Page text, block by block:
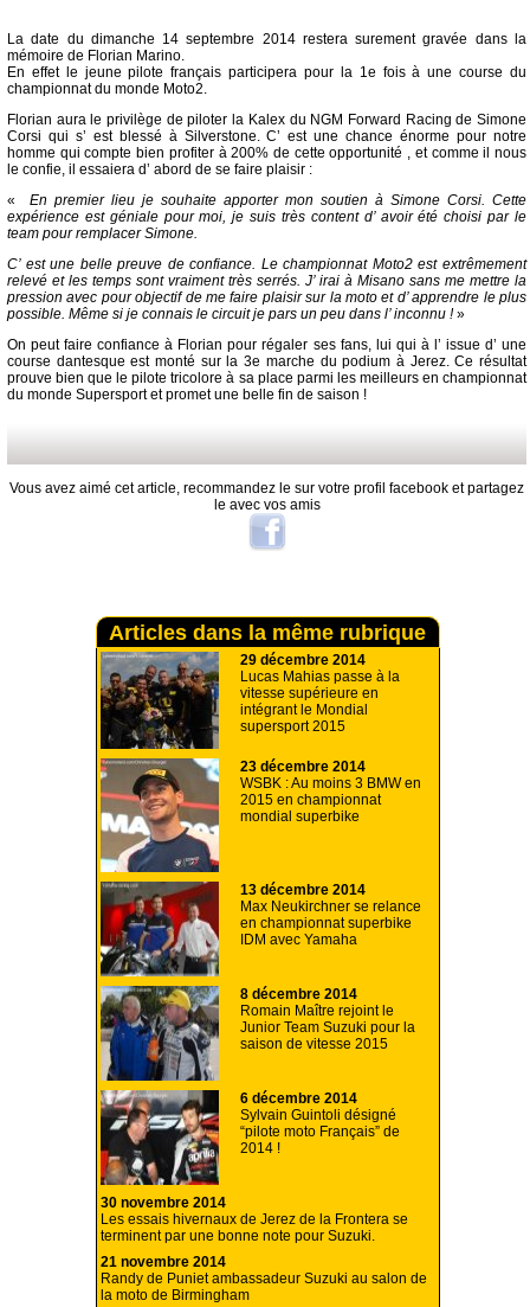
La date du dimanche 14 septembre 2014 restera surement gravée dans la
mémoire de Florian Marino.
En effet le jeune pilote français participera pour la 1e fois à une course du
championnat du monde Moto2.
Florian aura le privilège de piloter la Kalex du NGM Forward Racing de Simone
Corsi qui s’ est blessé à Silverstone. C’ est une chance énorme pour notre
homme qui compte bien profiter à 200% de cette opportunité , et comme il nous
le confie, il essaiera d’ abord de se faire plaisir :
«
En premier lieu je souhaite apporter mon soutien à Simone Corsi. Cette
expérience est géniale pour moi, je suis très content d’ avoir été choisi par le
team pour remplacer Simone.
C’ est une belle preuve de confiance. Le championnat Moto2 est extrêmement
relevé et les temps sont vraiment très serrés. J’ irai à Misano sans me mettre la
pression avec pour objectif de me faire plaisir sur la moto et d’ apprendre le plus
possible. Même si je connais le circuit je pars un peu dans l’ inconnu !»
On peut faire confiance à Florian pour régaler ses fans, lui qui à l’ issue d’ une
course dantesque est monté sur la 3e marche du podium à Jerez. Ce résultat
prouve bien que le pilote tricolore à sa place parmi les meilleurs en championnat
du monde Supersport et promet une belle fin de saison !
Vous avez aimé cet article, recommandez le sur votre profil facebook et partagez
le avec vos amis
Articles dans la même rubrique
29 décembre 2014
Lucas Mahias passe à la
vitesse supérieure en
intégrant le Mondial
supersport 2015
23 décembre 2014
WSBK : Au moins 3 BMW en
2015 en championnat
mondial superbike
13 décembre 2014
Max Neukirchner se relance
en championnat superbike
IDM avec Yamaha
8 décembre 2014
Romain Maître rejoint le
Junior Team Suzuki pour la
saison de vitesse 2015
6 décembre 2014
Sylvain Guintoli désigné
“pilote moto Français” de
2014 !
30 novembre 2014
Les essais hivernaux de Jerez de la Frontera se
terminent par une bonne note pour Suzuki.
21 novembre 2014
Randy de Puniet ambassadeur Suzuki au salon de
la moto de Birmingham